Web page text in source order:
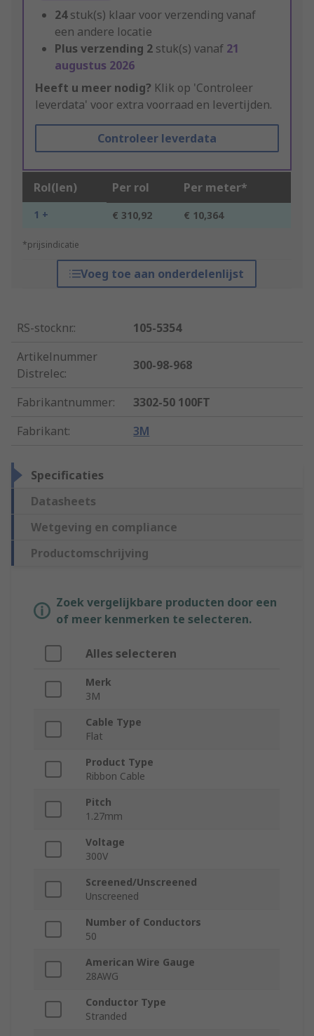
24stuk(s) klaar voor verzending vanaf
een andere locatie
Plus verzending 2 stuk(s) vanaf 21
augustus 2026
Heeft u meer nodig? Klik op 'Controleer
leverdata' voor extra voorraad en levertijden.
Controleer leverdata
Rol(len) Per rol Per meter*
1 + € 310,92 € 10,364
*prijsindicatie
Voeg toe aan onderdelenlijst
RS-stocknr.:
105-5354
Artikelnummer
Distrelec:
300-98-968
Fabrikantnummer:
3302-50 100FT
Fabrikant: 3M
Specificaties
Datasheets
Wetgeving en compliance
Productomschrijving
Zoek vergelijkbare producten door een
of meer kenmerken te selecteren.
Alles selecteren
Merk
3M
Cable Type
Flat
Product Type
Ribbon Cable
Pitch
1.27mm
Voltage
300V
Screened/Unscreened
Unscreened
Number of Conductors
50
American Wire Gauge
28AWG
Conductor Type
Stranded